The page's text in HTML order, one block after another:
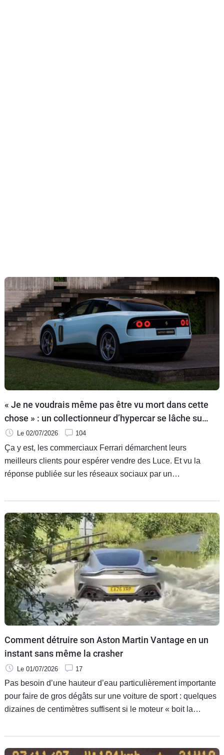
« Je ne voudrais même pas être vu mort dans cette
chose » : un collectionneur d’hypercar se lâche sur
la Ferrari Luce
Le 02/07/2026 104
Ça y est, les commerciaux Ferrari démarchent leurs
meilleurs clients pour espérer vendre des Luce. Et vu la
réponse publiée sur les réseaux sociaux par un
particulièrement difficile.
Comment détruire son Aston Martin Vantage en un
instant sans même la crasher
Le 01/07/2026 17
Pas besoin d’une hauteur d’eau particulièrement importante
pour faire de gros dégâts sur une voiture de sport : quelques
dizaines de centimètres suffisent si le moteur « boit la
malheureux propriétaire.